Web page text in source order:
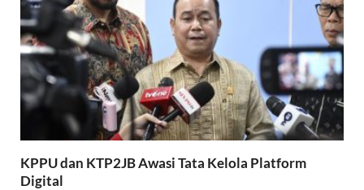
KPPU dan KTP2JB Awasi Tata Kelola Platform
Digital